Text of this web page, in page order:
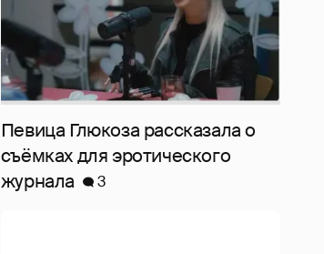
Певица Глюкоза рассказала о
съёмках для эротического
журнала
3